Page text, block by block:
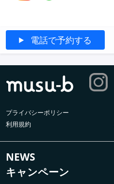
電話で予約する
プライバシーポリシー
利用規約
NEWS
キャンペーン